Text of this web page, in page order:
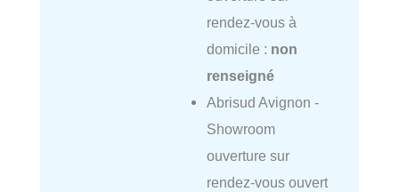
rendez-vous à
domicile : non
renseigné
Abrisud Avignon -
Showroom
ouverture sur
rendez-vous ouvert